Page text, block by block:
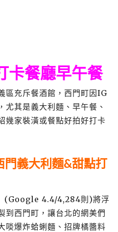
卡餐廳早午餐
區充斥餐酒館，西門町因IG
尤其是義大利麵、早午餐、
幾家裝潢或餐點好拍好打卡
門義大利麵&甜點打
(Google 4.4/4,284則)將浮
到西門町，讓台北的網美們
啖爆炸蛤蜊麵、招牌橘醬料